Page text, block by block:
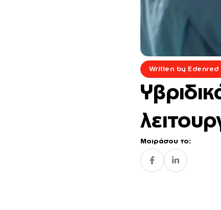
Written by Edenred
Μοιράσου το: